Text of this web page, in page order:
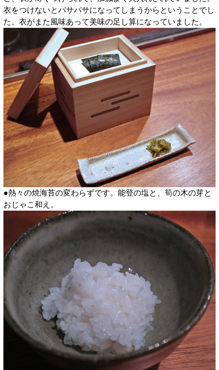
衣をつけないとパサパサになってしまうからということでし
た。衣がまた風味あって美味の足し算になっていました。
●熱々の焼海苔の変わらずです。能登の塩と、筍の木の芽と
おじゃこ和え。